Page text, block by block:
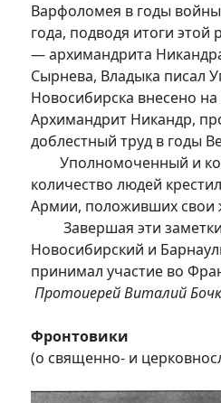
Варфоломея в годы
года, подводя итоги
— архимандрита
Сырнева, Владыка писал
Новосибирска внесено
Архимандрит Никандр,
доблестный труд в годы
Уполномоченный и
количество людей
Армии, положивших свои
Завершая эти заметки,
Новосибирский и
принимал участие во
Протоиерей Виталий
Фронтовики
(о священно- и